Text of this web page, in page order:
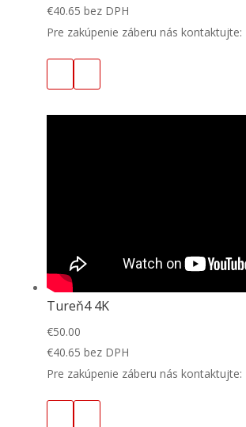
€40.65 bez DPH
Pre zakúpenie záberu nás kontaktujte:
Tureň4 4K
€50.00
€40.65 bez DPH
Pre zakúpenie záberu nás kontaktujte: